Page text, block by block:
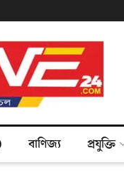
বাণিজ্য প্ৰযুক্তি